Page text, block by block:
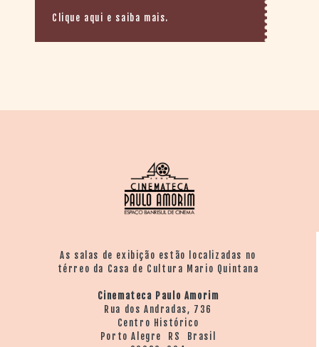
Clique aqui e saiba mais.
As salas de exibição estão localizadas no
térreo da Casa de Cultura Mario Quintana
Cinemateca Paulo Amorim
Rua dos Andradas, 736
Centro Histórico
Porto Alegre RS Brasil